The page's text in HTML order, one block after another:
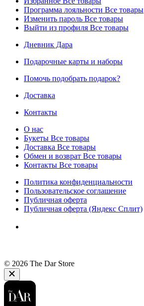
Программа лояльности Все товары
Изменить пароль Все товары
Выйти из профиля Все товары
Дневник Дара
Подарочные карты и наборы
Помочь подобрать подарок?
Доставка
Контакты
О нас
Букеты Все товары
Доставка Все товары
Обмен и возврат Все товары
Контакты Все товары
Политика конфиденциальности
Пользовательское соглашение
Публичная оферта
Публичная оферта (Яндекс Сплит)
© 2026 The Dar Store